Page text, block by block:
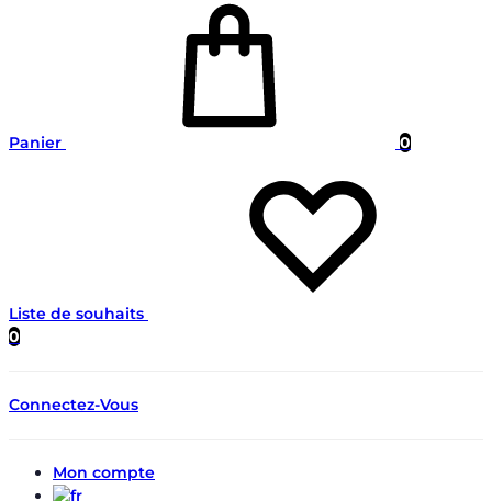
Panier 0
Liste de souhaits
0
Connectez-Vous
Mon compte